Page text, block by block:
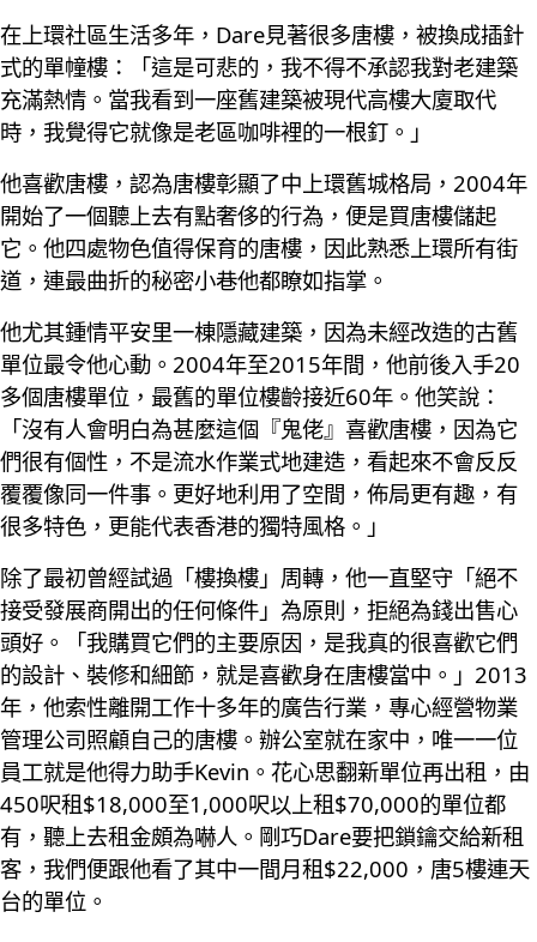
在上環社區生活多年，Dare見著很多唐樓，被換成插針
式的單幢樓：「這是可悲的，我不得不承認我對老建築
充滿熱情。當我看到一座舊建築被現代高樓大廈取代
時，我覺得它就像是老區咖啡裡的一根釘。」
他喜歡唐樓，認為唐樓彰顯了中上環舊城格局，2004年
開始了一個聽上去有點奢侈的行為，便是買唐樓儲起
它。他四處物色值得保育的唐樓，因此熟悉上環所有街
道，連最曲折的秘密小巷他都瞭如指掌。
他尤其鍾情平安里一棟隱藏建築，因為未經改造的古舊
單位最令他心動。2004年至2015年間，他前後入手20
多個唐樓單位，最舊的單位樓齡接近60年。他笑說：
「沒有人會明白為甚麼這個『鬼佬』喜歡唐樓，因為它
們很有個性，不是流水作業式地建造，看起來不會反反
覆覆像同一件事。更好地利用了空間，佈局更有趣，有
很多特色，更能代表香港的獨特風格。」
除了最初曾經試過「樓換樓」周轉，他一直堅守「絕不
接受發展商開出的任何條件」為原則，拒絕為錢出售心
頭好。「我購買它們的主要原因，是我真的很喜歡它們
的設計、裝修和細節，就是喜歡身在唐樓當中。」2013
年，他索性離開工作十多年的廣告行業，專心經營物業
管理公司照顧自己的唐樓。辦公室就在家中，唯一一位
員工就是他得力助手Kevin。花心思翻新單位再出租，由
450呎租$18,000至1,000呎以上租$70,000的單位都
有，聽上去租金頗為嚇人。剛巧Dare要把鎖鑰交給新租
客，我們便跟他看了其中一間月租$22,000，唐5樓連天
台的單位。